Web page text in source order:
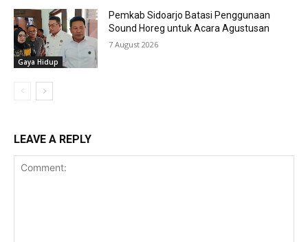
Gaya Hidup
Pemkab Sidoarjo Batasi Penggunaan
Sound Horeg untuk Acara Agustusan
7 August 2026
LEAVE A REPLY